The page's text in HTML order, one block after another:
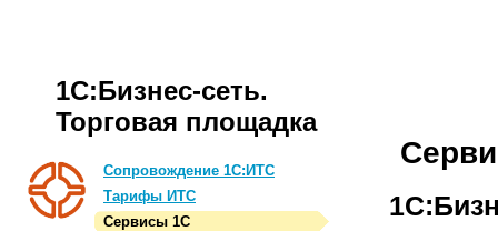
1С:Бизнес-сеть.
Торговая площадка
Сопровождение 1С:ИТС
Тарифы ИТС
Сервисы 1С